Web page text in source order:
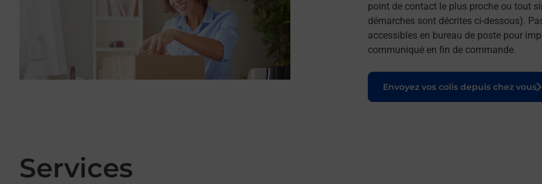
point de contact le plus proche ou tout
démarches sont décrites ci-dessous).
accessibles en bureau de poste pour
communiqué en fin de commande.
Envoyez vos colis depuis chez vous
Le lien s'ouvre dans un nouvel onglet
Services